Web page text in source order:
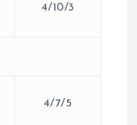
4/10/3
4/7/5